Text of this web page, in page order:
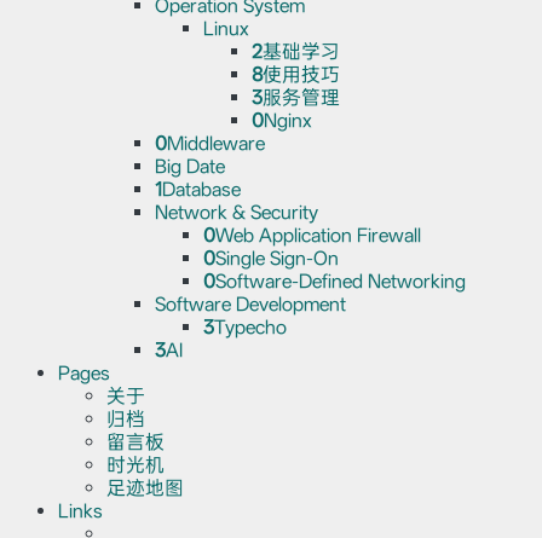
Operation System
Linux
2基础学习
8使用技巧
3服务管理
0Nginx
0Middleware
Big Date
1Database
Network & Security
0Web Application Firewall
0Single Sign-On
0Software-Defined Networking
Software Development
3Typecho
3AI
Pages
关于
归档
留言板
时光机
足迹地图
Links